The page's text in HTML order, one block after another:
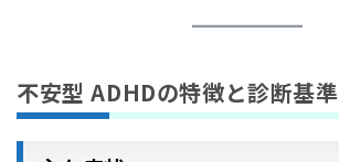
不安型 ADHDの特徴と診断基準